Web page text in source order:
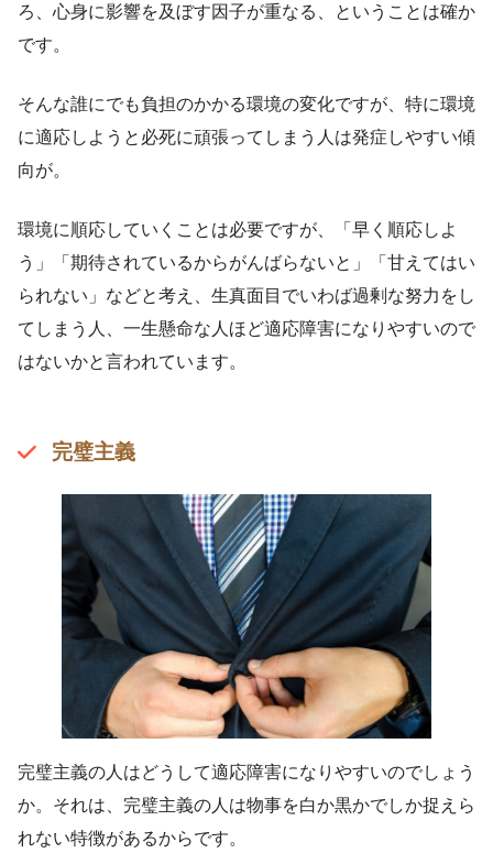
ろ、心身に影響を及ぼす因子が重なる、ということは確か
です。
そんな誰にでも負担のかかる環境の変化ですが、特に環境
に適応しようと必死に頑張ってしまう人は発症しやすい傾
向が。
環境に順応していくことは必要ですが、「早く順応しよ
う」「期待されているからがんばらないと」「甘えてはい
られない」などと考え、生真面目でいわば過剰な努力をし
てしまう人、一生懸命な人ほど適応障害になりやすいので
はないかと言われています。
完璧主義
完璧主義の人はどうして適応障害になりやすいのでしょう
か。それは、完璧主義の人は物事を白か黒かでしか捉えら
れない特徴があるからです。